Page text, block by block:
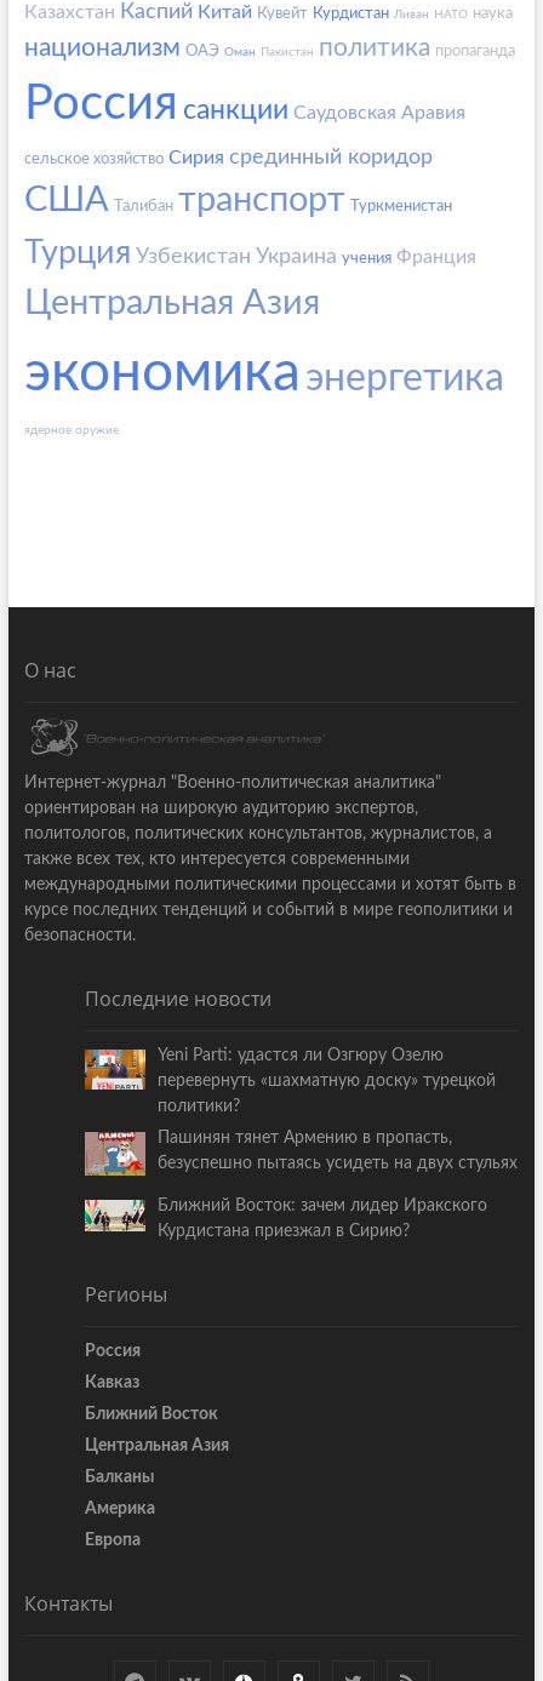
Казахстан Каспий Китай Кувейт Курдистан Ливан НАТО наука
национализм ОАЭ Оман Пакистан политика пропаганда
Россия санкции Саудовская Аравия
сельское хозяйство Сирия срединный коридор
США Талибан транспорт Туркменистан
Турция Узбекистан Украина учения Франция
Центральная Азия
экономика энергетика
ядерное оружие
О нас
Интернет-журнал "Военно-политическая аналитика"
ориентирован на широкую аудиторию экспертов,
политологов, политических консультантов, журналистов, а
также всех тех, кто интересуется современными
международными политическими процессами и хотят быть в
курсе последних тенденций и событий в мире геополитики и
безопасности.
Последние новости
Yeni Parti: удастся ли Озгюру Озелю
перевернуть «шахматную доску» турецкой
политики?
Пашинян тянет Армению в пропасть,
безуспешно пытаясь усидеть на двух стульях
Ближний Восток: зачем лидер Иракского
Курдистана приезжал в Сирию?
Регионы
Россия
Кавказ
Ближний Восток
Центральная Азия
Балканы
Америка
Европа
Контакты